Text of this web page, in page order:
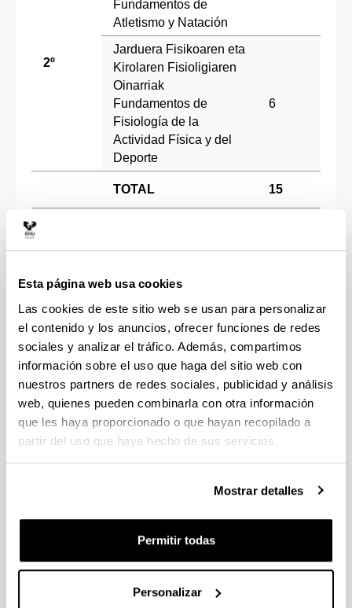
Esta página web usa cookies
Las cookies de este sitio web se usan para personalizar
el contenido y los anuncios, ofrecer funciones de redes
sociales y analizar el tráfico. Además, compartimos
información sobre el uso que haga del sitio web con
nuestros partners de redes sociales, publicidad y análisis
web, quienes pueden combinarla con otra información
que les haya proporcionado o que hayan recopilado a
partir del uso que haya hecho de sus servicios.
Mostrar detalles
Permitir todas
Personalizar
2º
Fundamentos de
Atletismo y Natación
Jarduera Fisikoaren eta
Kirolaren Fisioligiaren
Oinarriak
Fundamentos de
Fisiología de la
Actividad Física y del
Deporte
6
TOTAL 15
3º
6
Kirol
entrenamenduaren
Entrenamiento
Deportivo
9
Kudeaketa eta Jolasa
Jarduera Fisikoetan eta
9
Osasunerako Jarduera
Actividad Física y
Nutrición para la Salud
9